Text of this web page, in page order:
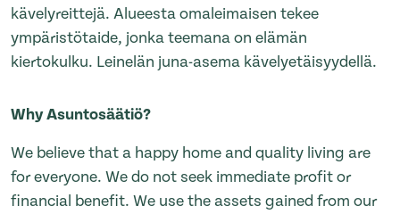
kävelyreittejä. Alueesta omaleimaisen tekee
ympäristötaide, jonka teemana on elämän
kiertokulku. Leinelän juna-asema kävelyetäisyydellä.
Why Asuntosäätiö?
We believe that a happy home and quality living are
for everyone. We do not seek immediate profit or
financial benefit. We use the assets gained from our